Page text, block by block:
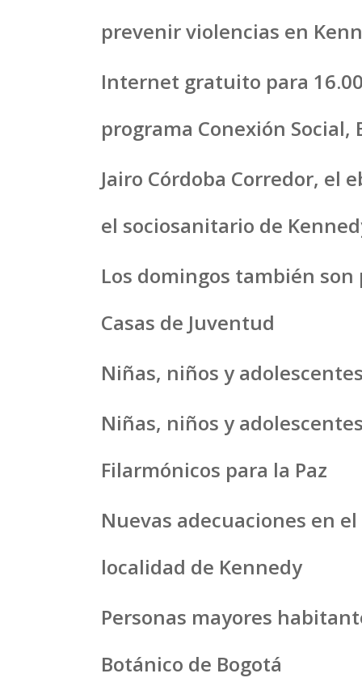
prevenir violencias en
Internet gratuito para
programa Conexión Social,
Jairo Córdoba Corredor, el
el sociosanitario de
Los domingos también
Casas de Juventud
Niñas, niños y
Niñas, niños y
Filarmónicos para la Paz
Nuevas adecuaciones en
localidad de Kennedy
Personas mayores
Botánico de Bogotá